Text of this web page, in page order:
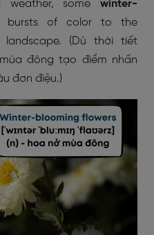
some winter-
bursts of color to the
landscape. (Dù thời tiết
đông tạo điểm nhấn
đơn điệu.)